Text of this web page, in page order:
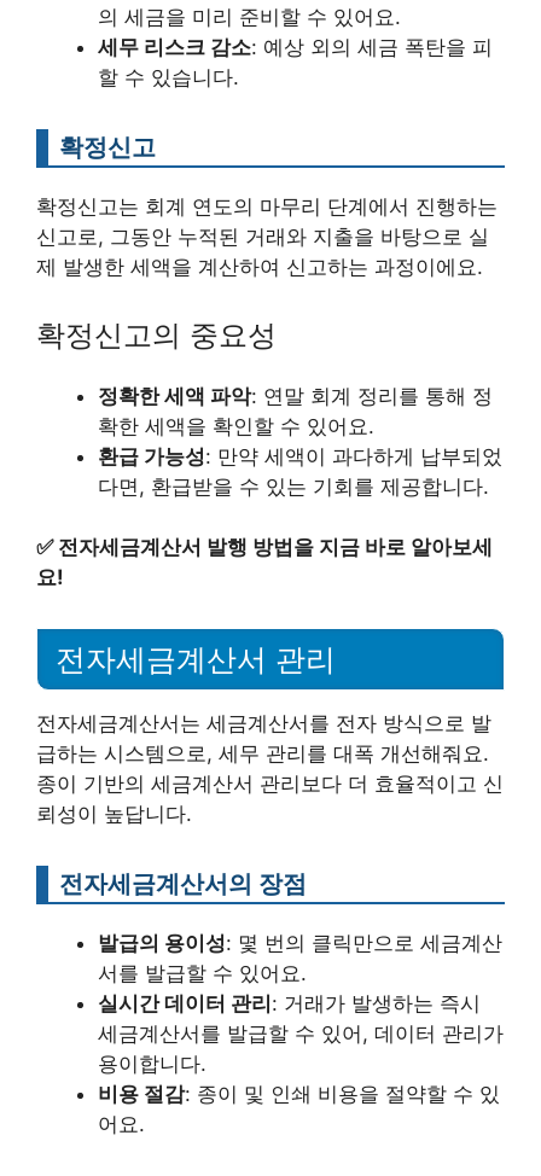
의 세금을 미리 준비할 수 있어요.
세무 리스크 감소: 예상 외의 세금 폭탄을 피
할 수 있습니다.
확정신고
확정신고는 회계 연도의 마무리 단계에서 진행하는
신고로, 그동안 누적된 거래와 지출을 바탕으로 실
제 발생한 세액을 계산하여 신고하는 과정이에요.
확정신고의 중요성
정확한 세액 파악: 연말 회계 정리를 통해 정
확한 세액을 확인할 수 있어요.
환급 가능성: 만약 세액이 과다하게 납부되었
다면, 환급받을 수 있는 기회를 제공합니다.
✅ 전자세금계산서 발행 방법을 지금 바로 알아보세
요!
전자세금계산서 관리
전자세금계산서는 세금계산서를 전자 방식으로 발
급하는 시스템으로, 세무 관리를 대폭 개선해줘요.
종이 기반의 세금계산서 관리보다 더 효율적이고 신
뢰성이 높답니다.
전자세금계산서의 장점
발급의 용이성: 몇 번의 클릭만으로 세금계산
서를 발급할 수 있어요.
실시간 데이터 관리: 거래가 발생하는 즉시
세금계산서를 발급할 수 있어, 데이터 관리가
용이합니다.
비용 절감: 종이 및 인쇄 비용을 절약할 수 있
어요.